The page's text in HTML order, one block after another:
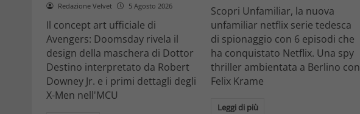
Redazione Velvet 5 Agosto 2026
Il concept art ufficiale di
Avengers: Doomsday rivela il
design della maschera di Dottor
Destino interpretato da Robert
Downey Jr. e i primi dettagli degli
X-Men nell'MCU
Scopri Unfamiliar, la nuova
unfamiliar netflix serie tedesca
di spionaggio con 6 episodi che
ha conquistato Netflix. Una spy
thriller ambientata a Berlino con
Felix Krame
Leggi di più